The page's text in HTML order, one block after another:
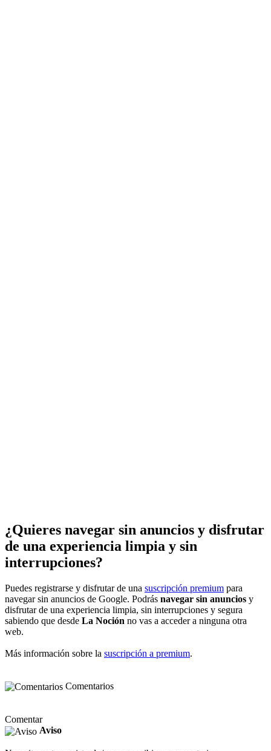
¿Quieres navegar sin anuncios y disfrutar
de una experiencia limpia y sin
interrupciones?
Puedes registrarse y disfrutar de una suscripción premium para
navegar sin anuncios de Google. Podrás navegar sin anuncios y
disfrutar de una experiencia limpia, sin interrupciones y segura
sabiendo que desde La Noción no vas a acceder a ninguna otra
web.
Más información sobre la suscripción a premium.
Comentarios
Comentar
Aviso